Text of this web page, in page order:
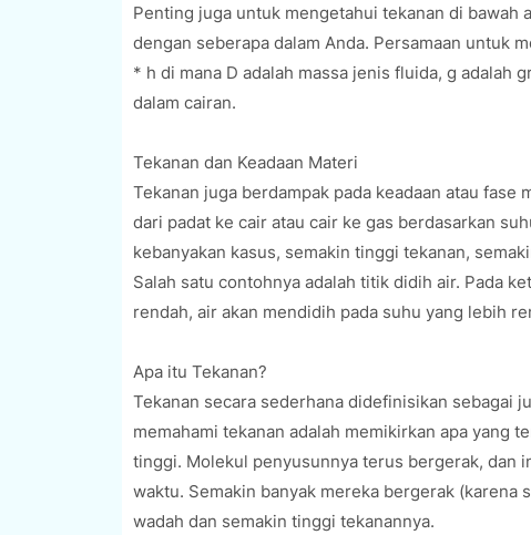
Penting juga untuk mengetahui tekanan di bawah
dengan seberapa dalam Anda. Persamaan untuk
* h di mana D adalah massa jenis fluida, g adalah
dalam cairan.
Tekanan dan Keadaan Materi
Tekanan juga berdampak pada keadaan atau
dari padat ke cair atau cair ke gas berdasarkan
kebanyakan kasus, semakin tinggi tekanan,
Salah satu contohnya adalah titik didih air. Pada
rendah, air akan mendidih pada suhu yang lebih
Apa itu Tekanan?
Tekanan secara sederhana didefinisikan sebagai
memahami tekanan adalah memikirkan apa yang
tinggi. Molekul penyusunnya terus bergerak, dan
waktu. Semakin banyak mereka bergerak
wadah dan semakin tinggi tekanannya.